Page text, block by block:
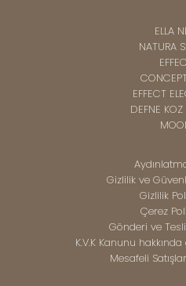
ELLA
NATURA
EFFECT
DEFNE
Gizlilik ve
Gizlilik
Çerez
Gönderi ve
K.V.K Kanunu
Mesafeli